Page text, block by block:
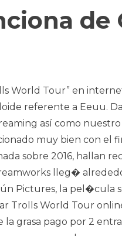
de
World Tour” en
referente a Eeuu.
así­ como
muy bien con el
sobre 2016, hallan
lleg�
Pictures, la pel�cula
Trolls World Tour
grasa pago por 2